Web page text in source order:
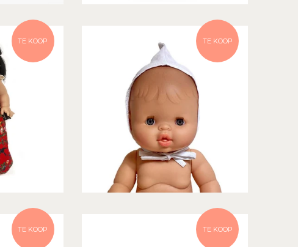
TE KOOP TE KOOP
TE KOOP TE KOOP